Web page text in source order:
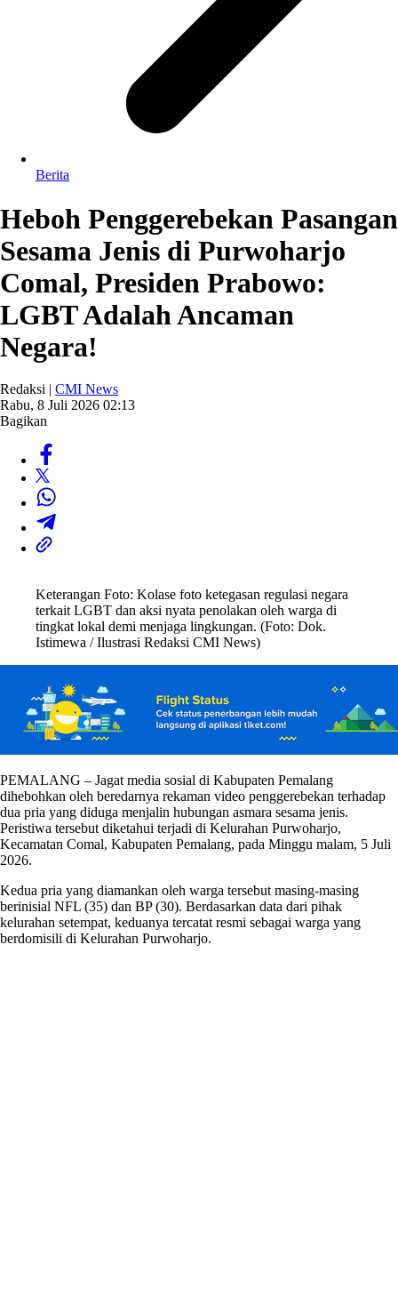
Berita
Heboh Penggerebekan Pasangan
Sesama Jenis di Purwoharjo
Comal, Presiden Prabowo:
LGBT Adalah Ancaman
Negara!
Redaksi | CMI News
Rabu, 8 Juli 2026 02:13
Bagikan
Keterangan Foto: Kolase foto ketegasan regulasi negara
terkait LGBT dan aksi nyata penolakan oleh warga di
tingkat lokal demi menjaga lingkungan. (Foto: Dok.
Istimewa / Ilustrasi Redaksi CMI News)
PEMALANG – Jagat media sosial di Kabupaten Pemalang
dihebohkan oleh beredarnya rekaman video penggerebekan terhadap
dua pria yang diduga menjalin hubungan asmara sesama jenis.
Peristiwa tersebut diketahui terjadi di Kelurahan Purwoharjo,
Kecamatan Comal, Kabupaten Pemalang, pada Minggu malam, 5 Juli
2026.
Kedua pria yang diamankan oleh warga tersebut masing-masing
berinisial NFL (35) dan BP (30). Berdasarkan data dari pihak
kelurahan setempat, keduanya tercatat resmi sebagai warga yang
berdomisili di Kelurahan Purwoharjo.